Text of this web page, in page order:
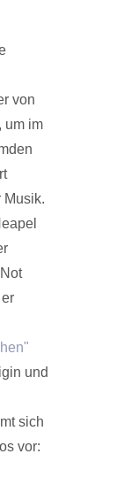
von
um im
Musik.
und
sich
vor: